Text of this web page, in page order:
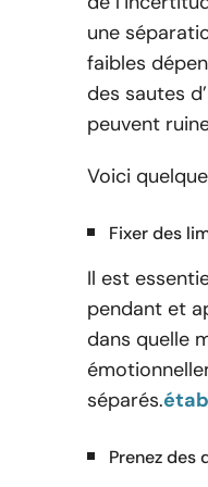
une
faibles
des sautes
peuvent
Voici
Fixer des
Il est
pendant et
dans quelle
séparés.
Prenez